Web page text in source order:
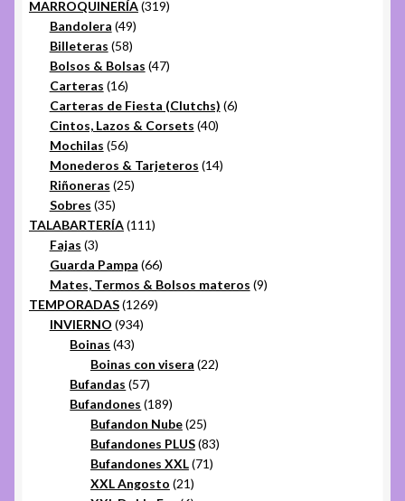
MARROQUINERÍA 319319
Bandolera 4949
productos
Billeteras 5858
productos
Bolsos & Bolsas 4747
Carteras 1616
productos
Carteras de Fiesta (Clutchs) 66
Cintos, Lazos & Corsets 4040
Mochilas 5656
productos
Monederos & Tarjeteros 1414
Riñoneras 2525
Sobres 3535
productos
TALABARTERÍA 111111
Fajas 33
productos
Guarda Pampa 6666
productos
Mates, Termos & Bolsos materos 99
TEMPORADAS 12691269
INVIERNO 934934
Boinas 4343
productos
Boinas con visera 2222
Bufandas 5757
productos
Bufandones 189189
productos
Bufandon Nube 2525
productos
Bufandones PLUS 8383
Bufandones XXL 7171
XXL Angosto 2121